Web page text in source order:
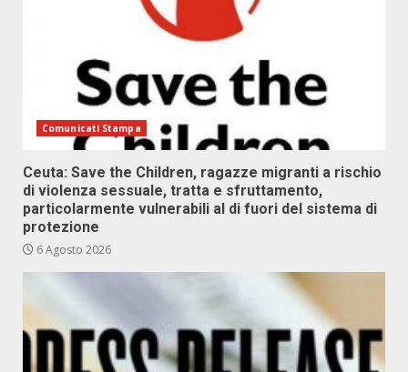
Comunicati Stampa
Ceuta: Save the Children, ragazze migranti a rischio
di violenza sessuale, tratta e sfruttamento,
particolarmente vulnerabili al di fuori del sistema di
protezione
6 Agosto 2026